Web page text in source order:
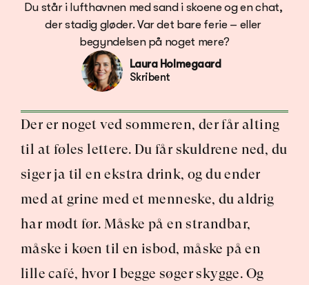
Du står i lufthavnen med sand i skoene og en chat,
der stadig gløder. Var det bare ferie – eller
begyndelsen på noget mere?
Laura Holmegaard
Skribent
Der er noget ved sommeren, der får alting
til at føles lettere. Du får skuldrene ned, du
siger ja til en ekstra drink, og du ender
med at grine med et menneske, du aldrig
har mødt før. Måske på en strandbar,
måske i køen til en isbod, måske på en
lille café, hvor I begge søger skygge. Og